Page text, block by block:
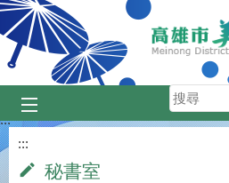
跳到主要內容區塊
:::
:::
秘書室